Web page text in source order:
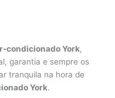
condicionado York,
garantia e sempre os
tranquila na hora de
York.